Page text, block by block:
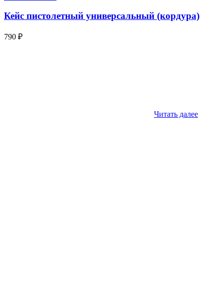
Кейс пистолетный универсальный (кордура)
790 ₽
Читать далее